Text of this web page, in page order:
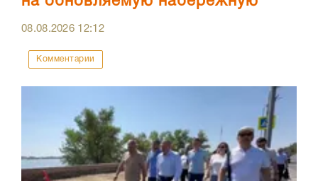
08.08.2026 12:12
Комментарии